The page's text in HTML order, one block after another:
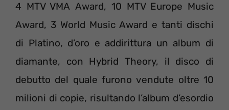
4 MTV VMA Award, 10 MTV Europe Music
Award, 3 World Music Award e tanti dischi
di Platino, d’oro e addirittura un album di
diamante, con Hybrid Theory, il disco di
debutto del quale furono vendute oltre 10
milioni di copie, risultando l’album d’esordio